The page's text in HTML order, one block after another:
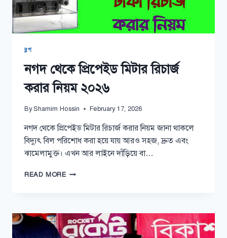
ব্লগ
নগদ থেকে প্রিপেইড মিটার রিচার্জ
করার নিয়ম ২০২৬
By Shamim Hossin February 17, 2026
নগদ থেকে প্রিপেইড মিটার রিচার্জ করার নিয়ম জানা থাকলে
বিদ্যুৎ বিল পরিশোধ করা হয়ে যায় আরও সহজ, দ্রুত এবং
ঝামেলামুক্ত। এখন আর লাইনে দাঁড়িয়ে বা…
READ MOREনগদ
রিচার্জ
করার
নিয়ম